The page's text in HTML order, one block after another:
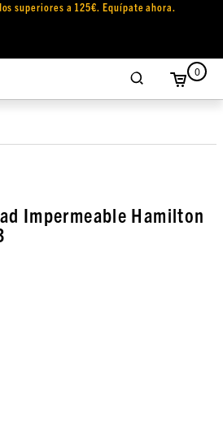
superiores a 125€. Equípate ahora.
0
Impermeable Hamilton